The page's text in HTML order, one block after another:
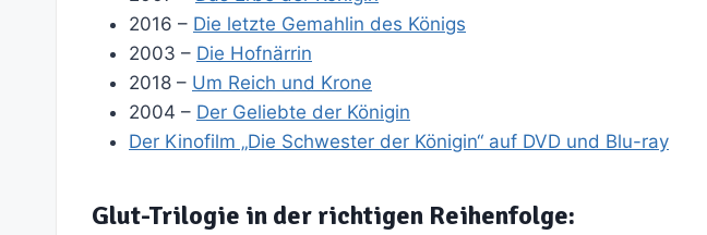
2016 – Die letzte Gemahlin des Königs
2003 – Die Hofnärrin
2018 – Um Reich und Krone
2004 – Der Geliebte der Königin
Der Kinofilm „Die Schwester der Königin“ auf DVD und Blu-ray
Glut-Trilogie in der richtigen Reihenfolge: